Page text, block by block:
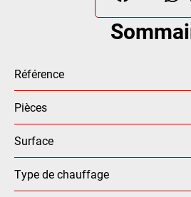
Référence
Pièces
Surface
Type de chauffage